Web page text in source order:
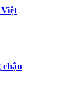
chậu